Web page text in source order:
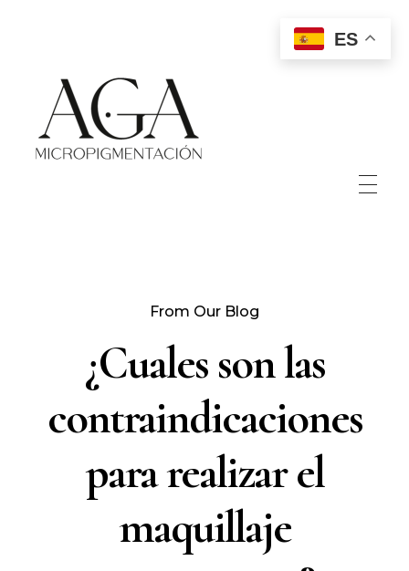
PORTFOLIO
BLOG
CONTACTO
From Our Blog
¿Cuales son las
contraindicaciones
para realizar el
maquillaje
ES